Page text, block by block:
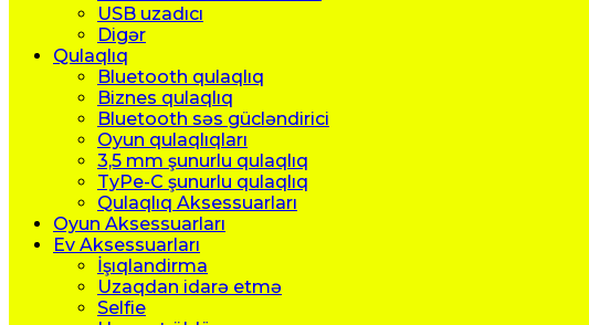
USB uzadıcı
Digər
Qulaqlıq
Bluetooth qulaqlıq
Biznes qulaqlıq
Bluetooth səs gücləndirici
Oyun qulaqlıqları
3,5 mm şunurlu qulaqlıq
TyPe-C şunurlu qulaqlıq
Qulaqlıq Aksessuarları
Oyun Aksessuarları
Ev Aksessuarları
İşıqlandirma
Uzaqdan idarə etmə
Selfie